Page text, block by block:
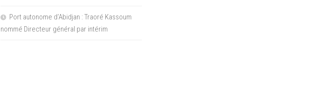
Port autonome d’Abidjan : Traoré Kassoum
nommé Directeur général par intérim